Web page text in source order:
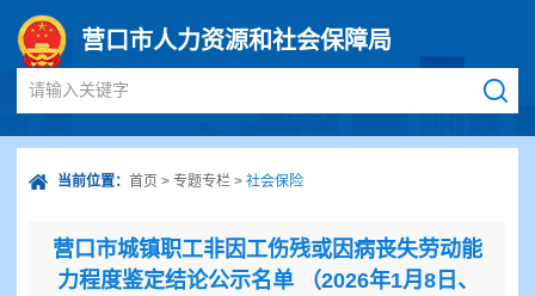
营口市人力资源和社会保障局
请输入关键字
当前位置： 首页 > 专题专栏 > 社会保险
营口市城镇职工非因工伤残或因病丧失劳动能
力程度鉴定结论公示名单 （2026年1月8日、